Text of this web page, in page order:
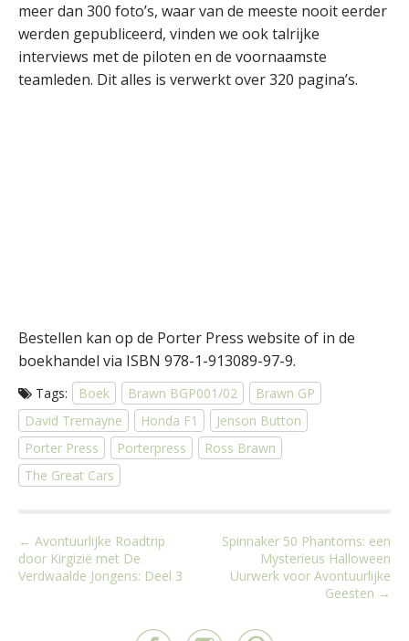
meer dan 300 foto’s, waar van de meeste nooit eerder
werden gepubliceerd, vinden we ook talrijke
interviews met de piloten en de voornaamste
teamleden. Dit alles is verwerkt over 320 pagina’s.
Bestellen kan op de Porter Press website of in de
boekhandel via ISBN 978-1-913089-97-9.
Tags: Boek Brawn BGP001/02
Brawn GP
David Tremayne
Honda F1
Jenson Button
Porter Press
Porterpress
Ross Brawn
The Great Cars
P
o
← Avontuurlijke Roadtrip
door Kirgizië met De
Verdwaalde Jongens: Deel 3
Spinnaker 50 Phantoms: een
Mysterieus Halloween
Uurwerk voor Avontuurlijke
Geesten →